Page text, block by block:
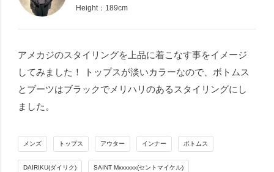
Height：189cm
アメカジのスタイリングを上品に着こなす事をイメージ
してみました！ トップスが淡いカラーなので、ボトムス
とブーツはブラックでメリハリのあるスタイリングにし
ました。
メンズ トップス アウター インナー ボトムス
DAIRIKU(ダイリク) SAINT Mxxxxxx(セントマイケル)